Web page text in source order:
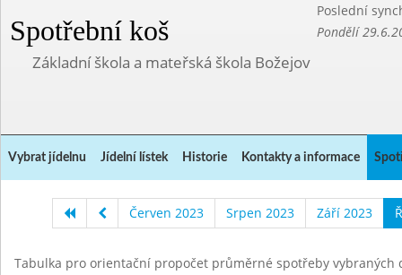
Spotřební koš
Poslední
Pondělí
Základní škola a mateřská škola Božejov
Vybrat jídelnu Jídelní lístek Historie Kontakty a informace
Červen 2023 Srpen 2023 Září 2023
Tabulka pro orientační propočet průměrné spotřeby